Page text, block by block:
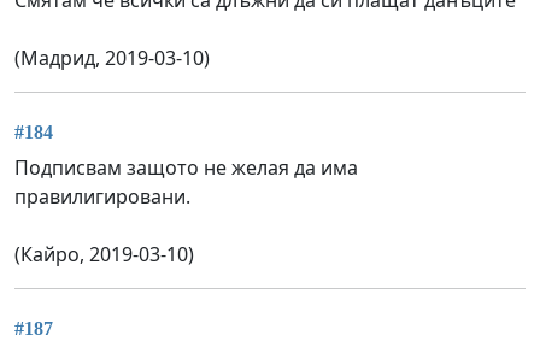
(Мадрид, 2019-03-10)
#184
Подписвам защото не желая да има
правилигировани.
(Кайро, 2019-03-10)
#187